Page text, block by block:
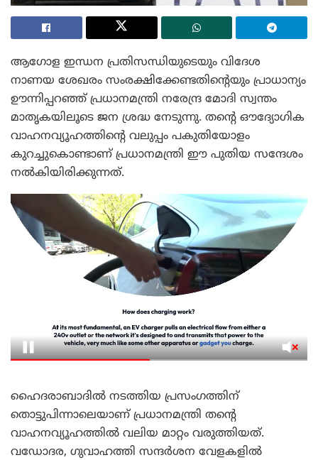
ആഗോള ഇന്ധന പ്രതിസന്ധിയുടെയും വിദേശ
നാണയ ശേഖരം സംരക്ഷിക്കേണ്ടതിന്റെയും പ്രാധാന്യം
ഊന്നിപ്പറഞ്ഞ് പ്രധാനമന്ത്രി നരേന്ദ്ര മോദി സ്വന്തം
മാതൃകയിലൂടെ ജന ശ്രദ്ധ നേടുന്നു. തന്റെ ഔദ്യോഗിക
വാഹനവ്യൂഹത്തിന്റെ വലുപ്പം പകുതിയോളം
കുറച്ചുകൊണ്ടാണ് പ്രധാനമന്ത്രി ഈ പുതിയ സന്ദേശം
നൽകിയിരിക്കുന്നത്.
ഹൈദരാബാദിൽ നടത്തിയ പ്രസംഗത്തിന്
തൊട്ടുപിന്നാലെയാണ് പ്രധാനമന്ത്രി തന്റെ
വാഹനവ്യൂഹത്തിൽ വലിയ മാറ്റം വരുത്തിയത്.
വഡോദര, ഗുവാഹത്തി സന്ദർശന വേളകളിൽ